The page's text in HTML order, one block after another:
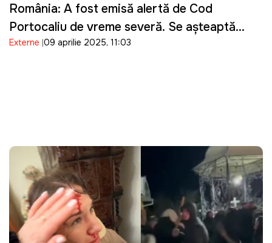
România: A fost emisă alertă de Cod
Portocaliu de vreme severă. Se aşteaptă
ninsori viscolite şi vânt puternic
Externe 09 aprilie 2025, 11:03